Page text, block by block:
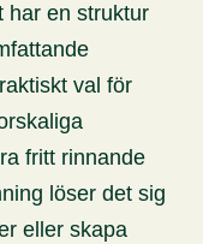
har en struktur
val för
fritt rinnande
löser det sig
eller skapa